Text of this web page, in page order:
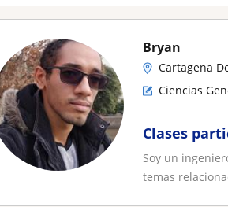
Bryan
Cartagena
Ciencias
Clases
Soy un
temas